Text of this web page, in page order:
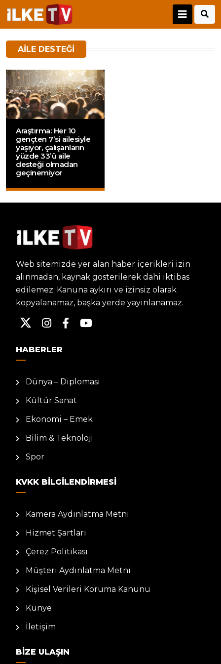
AILE DESTEĞI
Araştırma: Her 10
gençten 7’si ailesiyle
yaşıyor, çalışanların
yüzde 33’ü aile
desteği olmadan
geçinemiyor
Web sitemizde yer alan haber içerikleri izin
alınmadan, kaynak gösterilerek dahi iktibas
edilemez. Kanuna aykırı ve izinsiz olarak
kopyalanamaz, başka yerde yayınlanamaz.
HABERLER
Dünya – Diplomasi
Kültür Sanat
Ekonomi – Emek
Bilim & Teknoloji
Spor
KVKK BILGILENDIRMESI
Kamera Aydınlatma Metni
Hizmet Şartları
Çerez Politikası
Müşteri Aydınlatma Metni
Kişisel Verileri Koruma Kanunu
Künye
İletişim
BIZE ULAŞIN